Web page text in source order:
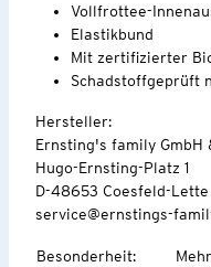
Vollfrottee-
Elastikbund
Mit zertifizierter
Schadstoffgeprüft
Hersteller:
Ernsting's family GmbH
Hugo-Ernsting-Platz 1
D-48653 Coesfeld-Lette
service@ernstings-
Besonderheit: